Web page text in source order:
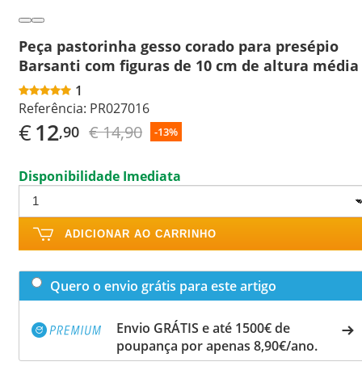
Peça pastorinha gesso corado para presépio
Barsanti com figuras de 10 cm de altura média
1
Referência: PR027016
€12,90 € 14,90 -13%
Disponibilidade Imediata
ADICIONAR AO CARRINHO
Quero o envio grátis para este artigo
Envio GRÁTIS e até 1500€ de
poupança por apenas 8,90€/ano.